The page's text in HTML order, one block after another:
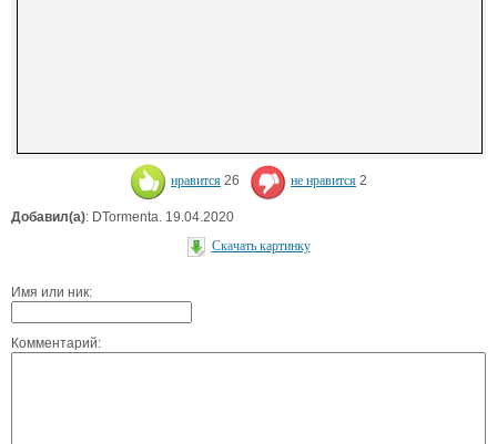
нравится 26 не нравится 2
Добавил(а): DTormenta. 19.04.2020
Скачать картинку
Имя или ник:
Комментарий: